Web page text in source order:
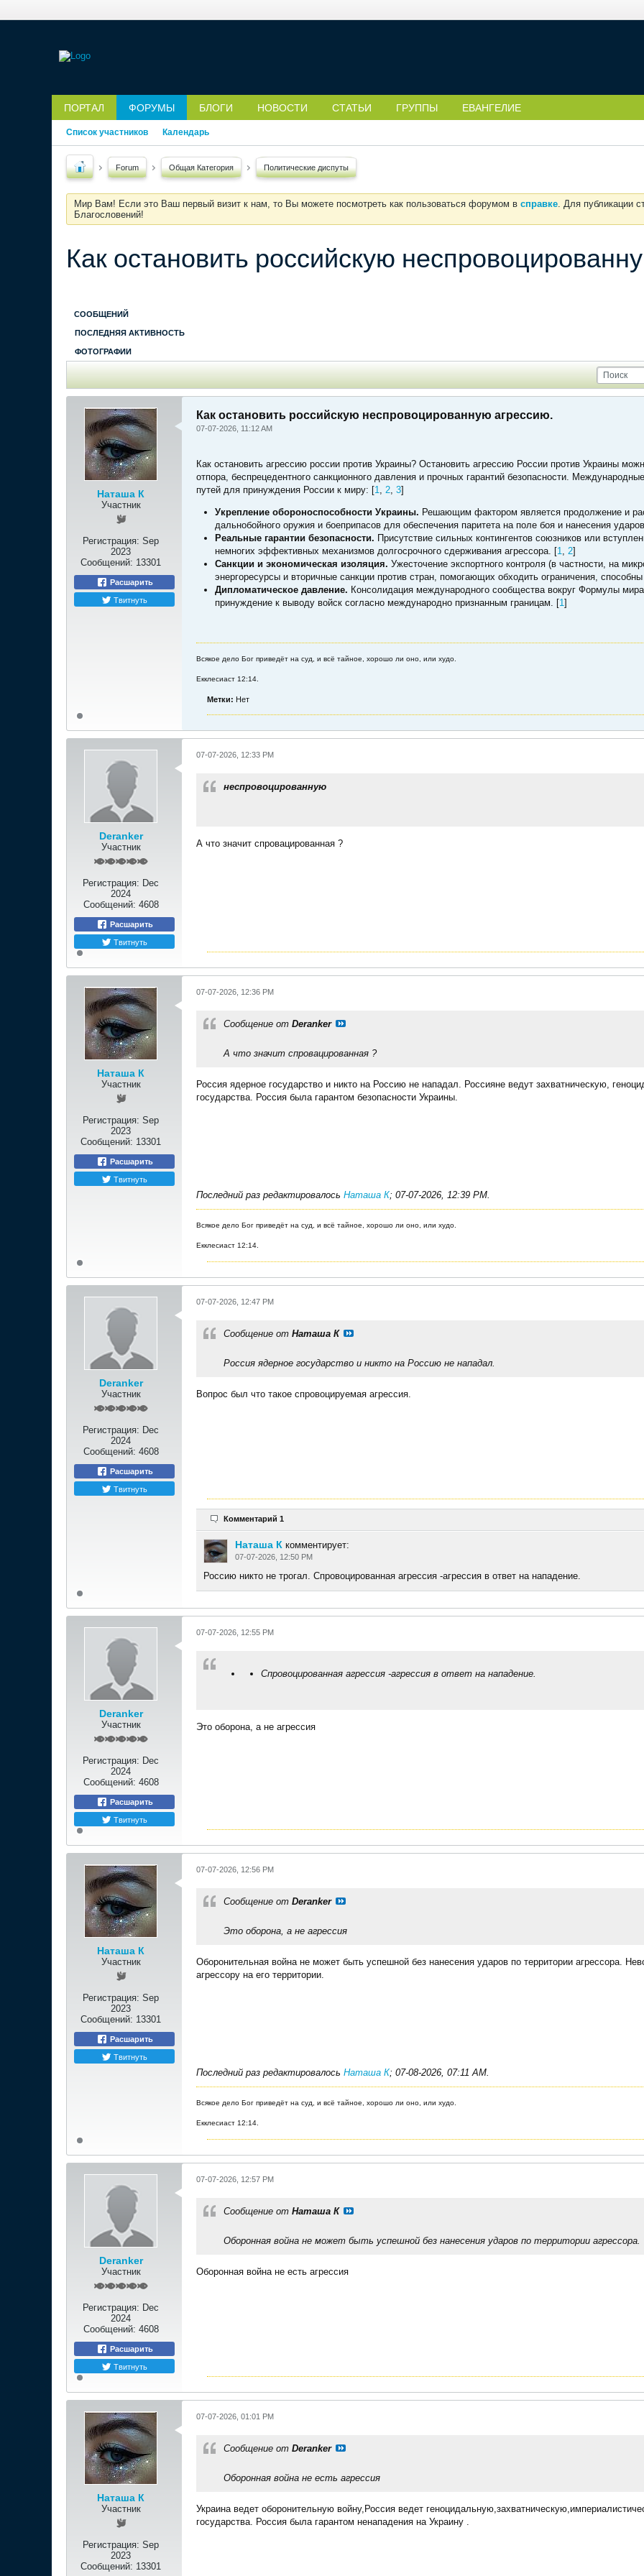
ПОРТАЛ ФОРУМЫ БЛОГИ НОВОСТИ СТАТЬИ ГРУППЫ ЕВАНГЕЛИЕ
Список участников Календарь
Forum Общая Категория Политические диспуты
Мир Вам! Если это Ваш первый визит к нам, то Вы можете посмотреть как пользоваться форумом в справке. Для публикации
Благословений!
Как остановить российскую
СООБЩЕНИЙ
ПОСЛЕДНЯЯ АКТИВНОСТЬ
ФОТОГРАФИИ
Наташа К
Участник
Регистрация: Sep
2023
Сообщений: 13301
Расшарить
Твитнуть
Как остановить российскую неспровоцированную агрессию.
07-07-2026, 11:12 AM
Как остановить агрессию россии против Украины? Остановить агрессию России против Украины
отпора, беспрецедентного санкционного давления и прочных гарантий безопасности.
путей для принуждения России к миру: [1, 2, 3]
Укрепление обороноспособности Украины. Решающим фактором является продолжение и
дальнобойного оружия и боеприпасов для обеспечения паритета на поле боя и нанесения
Реальные гарантии безопасности. Присутствие сильных контингентов союзников или
немногих эффективных механизмов долгосрочного сдерживания агрессора. [1, 2]
Санкции и экономическая изоляция. Ужесточение экспортного контроля (в частности, на
энергоресурсы и вторичные санкции против стран, помогающих обходить ограничения,
Дипломатическое давление. Консолидация международного сообщества вокруг Формулы
принуждение к выводу войск согласно международно признанным границам. [1]
Всякое дело Бог приведёт на суд, и всё тайное, хорошо ли оно, или худо.
Екклесиаст 12:14.
Метки: Нет
Deranker
Участник
Регистрация: Dec
2024
Сообщений: 4608
Расшарить
Твитнуть
07-07-2026, 12:33 PM
неспровоцированную
А что значит спровацированная ?
Наташа К
Участник
Регистрация: Sep
2023
Сообщений: 13301
Расшарить
Твитнуть
07-07-2026, 12:36 PM
Сообщение от Deranker
А что значит спровацированная ?
Россия ядерное государство и никто на Россию не нападал. Россияне ведут захватническую,
государства. Россия была гарантом безопасности Украины.
Последний раз редактировалось Наташа К; 07-07-2026, 12:39 PM.
Всякое дело Бог приведёт на суд, и всё тайное, хорошо ли оно, или худо.
Екклесиаст 12:14.
Deranker
Участник
Регистрация: Dec
2024
Сообщений: 4608
Расшарить
Твитнуть
07-07-2026, 12:47 PM
Сообщение от Наташа К
Россия ядерное государство и никто на Россию не нападал.
Вопрос был что такое спровоцируемая агрессия.
Комментарий 1
Наташа К комментирует:
07-07-2026, 12:50 PM
Россию никто не трогал. Спровоцированная агрессия -агрессия в ответ на нападение.
Deranker
Участник
Регистрация: Dec
2024
Сообщений: 4608
Расшарить
Твитнуть
07-07-2026, 12:55 PM
Спровоцированная агрессия -агрессия в ответ на нападение.
Это оборона, а не агрессия
Наташа К
Участник
Регистрация: Sep
2023
Сообщений: 13301
Расшарить
Твитнуть
07-07-2026, 12:56 PM
Сообщение от Deranker
Это оборона, а не агрессия
Оборонительная война не может быть успешной без нанесения ударов по территории агрессора.
агрессору на его территории.
Последний раз редактировалось Наташа К; 07-08-2026, 07:11 AM.
Всякое дело Бог приведёт на суд, и всё тайное, хорошо ли оно, или худо.
Екклесиаст 12:14.
Deranker
Участник
Регистрация: Dec
2024
Сообщений: 4608
Расшарить
Твитнуть
07-07-2026, 12:57 PM
Сообщение от Наташа К
Оборонная война не может быть успешной без нанесения ударов по территории агрессора.
Оборонная война не есть агрессия
Наташа К
Участник
Регистрация: Sep
2023
Сообщений: 13301
07-07-2026, 01:01 PM
Сообщение от Deranker
Оборонная война не есть агрессия
Украина ведет оборонительную войну,Россия ведет
государства. Россия была гарантом ненападения на Украину .